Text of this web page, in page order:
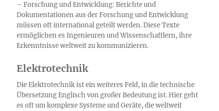
– Forschung und Entwicklung: Berichte und
Dokumentationen aus der Forschung und Entwicklung
müssen oft international geteilt werden. Diese Texte
ermöglichen es Ingenieuren und Wissenschaftlern, ihre
Erkenntnisse weltweit zu kommunizieren.
Elektrotechnik
Die Elektrotechnik ist ein weiteres Feld, in die technische
Übersetzung Englisch von großer Bedeutung ist. Hier geht
es oft um komplexe Systeme und Geräte, die weltweit